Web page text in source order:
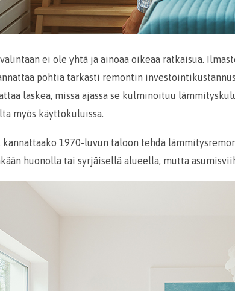
ei ole yhtä ja ainoaa oikeaa ratkaisua.
pohtia tarkasti remontin
laskea, missä ajassa se kulminoituu
myös käyttökuluissa.
kannattaako 1970-luvun taloon tehdä
huonolla tai syrjäisellä alueella, mutta